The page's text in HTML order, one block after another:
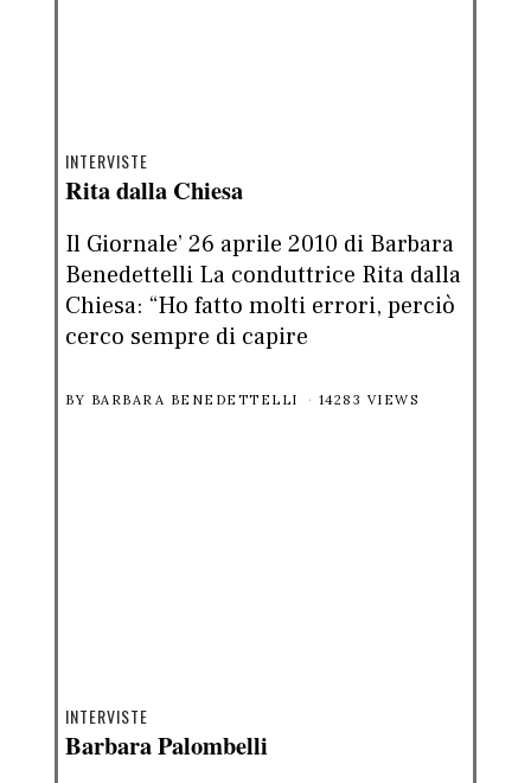
INTERVISTE
Rita dalla Chiesa
Il Giornale’ 26 aprile 2010 di Barbara
Benedettelli La conduttrice Rita dalla
Chiesa: “Ho fatto molti errori, perciò
cerco sempre di capire
BY BARBARA BENEDETTELLI 14283 VIEWS
INTERVISTE
Barbara Palombelli